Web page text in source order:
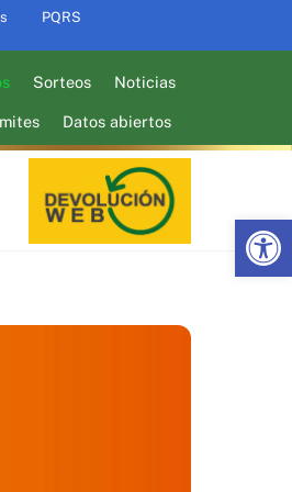
Abrir barra de herramientas
PQRS
Sorteos Noticias
Datos abiertos